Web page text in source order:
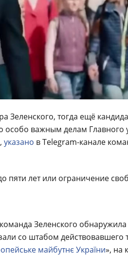
Зеленского, тогда ещё
особо важным делам Главного
указано в Telegram-канале
пяти лет или ограничение
Зеленского обнаружила
со штабом действовавшего
майбутнє України», на